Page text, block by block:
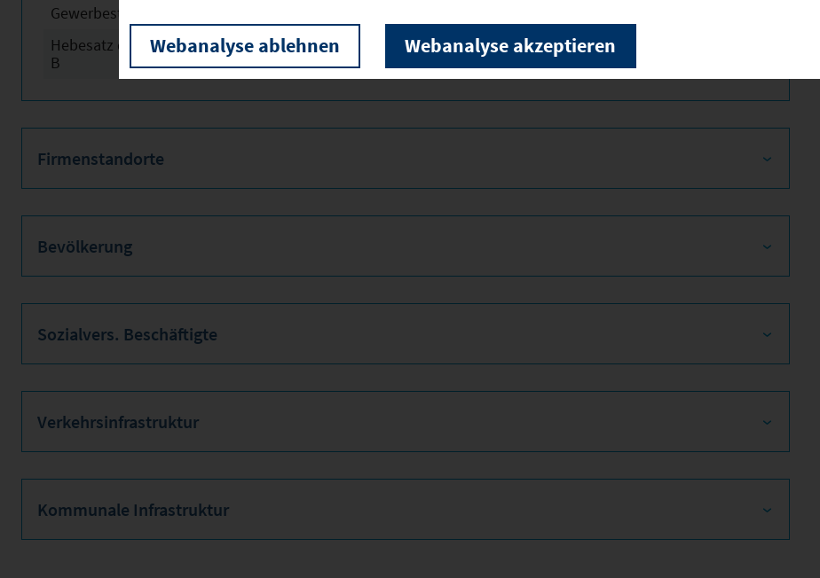
Gewerbesteuerhebesatz
Hebesatz der Grundsteuer
B
2024 320
Firmenstandorte
Bevölkerung
Sozialvers. Beschäftigte
Verkehrsinfrastruktur
Kommunale Infrastruktur
Webanalyse ablehnen Webanalyse akzeptieren